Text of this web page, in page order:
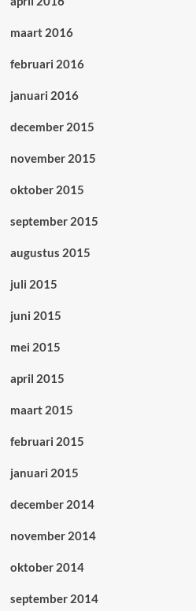
maart 2016
februari 2016
januari 2016
december 2015
november 2015
oktober 2015
september 2015
augustus 2015
juli 2015
juni 2015
mei 2015
april 2015
maart 2015
februari 2015
januari 2015
december 2014
november 2014
oktober 2014
september 2014